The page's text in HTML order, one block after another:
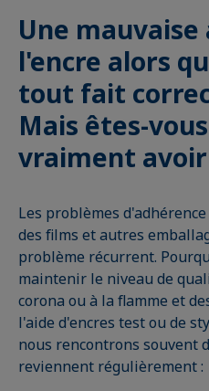
Une mauvaise
l'encre alors
tout fait
Mais êtes-
vraiment
Les problèmes
des films et autres
problème récurrent.
maintenir le niveau de
corona ou à la flamme et
l'aide d'encres test ou de
nous rencontrons souvent
reviennent régulièrement :